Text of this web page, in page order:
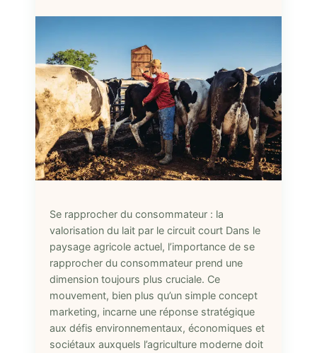
Se rapprocher du consommateur : la
valorisation du lait par le circuit court Dans le
paysage agricole actuel, l’importance de se
rapprocher du consommateur prend une
dimension toujours plus cruciale. Ce
mouvement, bien plus qu’un simple concept
marketing, incarne une réponse stratégique
aux défis environnementaux, économiques et
sociétaux auxquels l’agriculture moderne doit